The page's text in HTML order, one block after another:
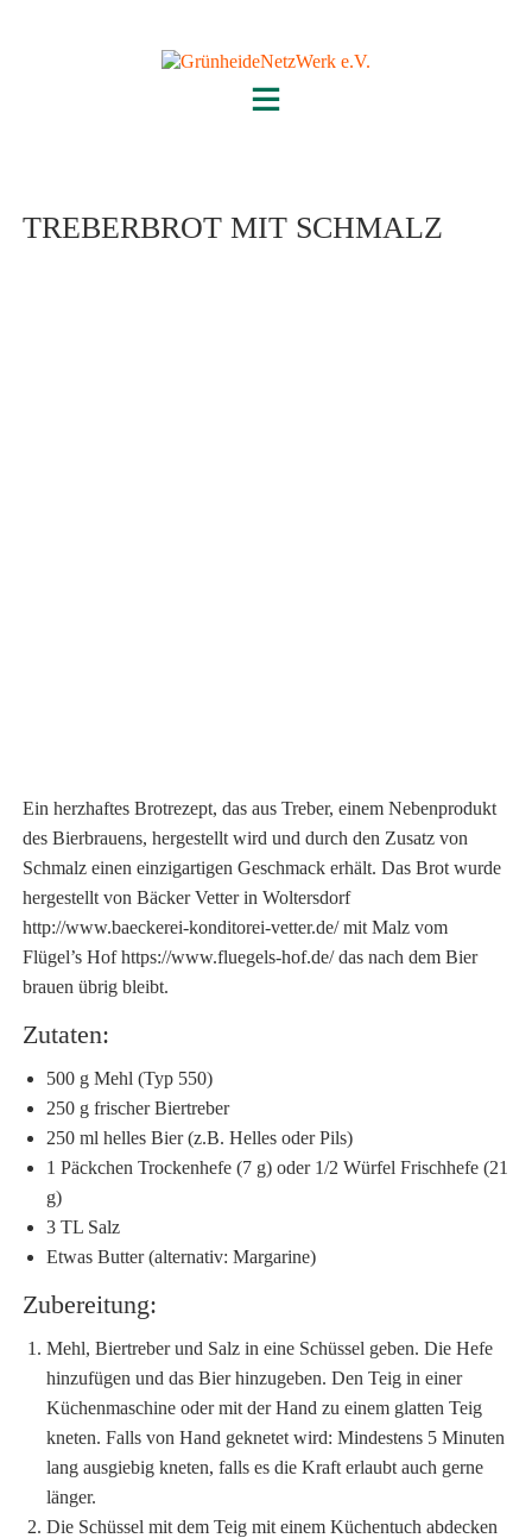
TREBERBROT MIT SCHMALZ
Ein herzhaftes Brotrezept, das aus Treber, einem Nebenprodukt
des Bierbrauens, hergestellt wird und durch den Zusatz von
Schmalz einen einzigartigen Geschmack erhält. Das Brot wurde
hergestellt von Bäcker Vetter in Woltersdorf
http://www.baeckerei-konditorei-vetter.de/ mit Malz vom
Flügel’s Hof https://www.fluegels-hof.de/ das nach dem Bier
brauen übrig bleibt.
Zutaten:
500 g Mehl (Typ 550)
250 g frischer Biertreber
250 ml helles Bier (z.B. Helles oder Pils)
1 Päckchen Trockenhefe (7 g) oder 1/2 Würfel Frischhefe (21
g)
3 TL Salz
Etwas Butter (alternativ: Margarine)
Zubereitung:
Mehl, Biertreber und Salz in eine Schüssel geben. Die Hefe
hinzufügen und das Bier hinzugeben. Den Teig in einer
Küchenmaschine oder mit der Hand zu einem glatten Teig
kneten. Falls von Hand geknetet wird: Mindestens 5 Minuten
lang ausgiebig kneten, falls es die Kraft erlaubt auch gerne
länger.
Die Schüssel mit dem Teig mit einem Küchentuch abdecken